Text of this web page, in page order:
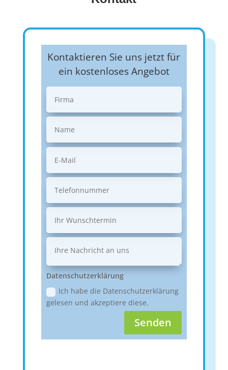
Kontaktieren Sie uns jetzt für
ein kostenloses Angebot
Datenschutzerklärung
Ich habe die Datenschutzerklärung
gelesen und akzeptiere diese.
Senden